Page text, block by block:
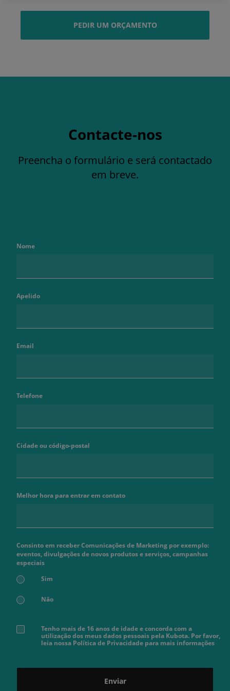
PEDIR UM ORÇAMENTO
Contacte-nos
Preencha o formulário e será contactado
em breve.
Nome
Apelido
Email
Telefone
Cidade ou código-postal
Melhor hora para entrar em contato
Consinto em receber Comunicações de Marketing por exemplo:
eventos, divulgações de novos produtos e serviços, campanhas
especiais
Sim
Não
Tenho mais de 16 anos de idade e concorda com a
utilização dos meus dados pessoais pela Kubota. Por favor,
leia nossa Política de Privacidade para mais informações
Enviar